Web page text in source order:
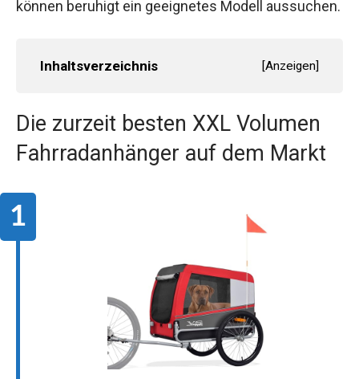
können beruhigt ein geeignetes Modell aussuchen.
Inhaltsverzeichnis [Anzeigen]
Die zurzeit besten XXL Volumen
Fahrradanhänger auf dem Markt